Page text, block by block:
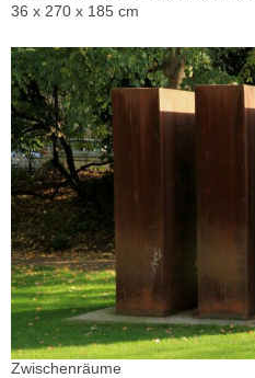
36 x 270 x 185 cm
Zwischenräume